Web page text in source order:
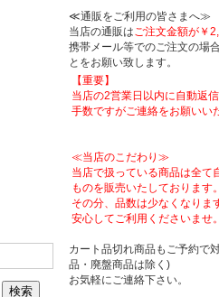
≪通販をご利用の皆さまへ≫
当店の通販はご注文金額が￥
携帯メール等でのご注文の場
とをお願い致します。
【重要】
当店の2営業日以内に自動返
手数ですがご連絡をお願いい
≪当店のこだわり≫
当店で扱っている商品は全て
ものを販売いたしております
その分、品数は少なくなりま
安心してご利用くださいませ
カート品切れ商品もご予約で
品・廃盤商品は除く)
お気軽にご連絡下さい。